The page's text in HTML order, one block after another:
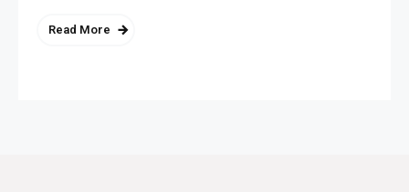
Read More